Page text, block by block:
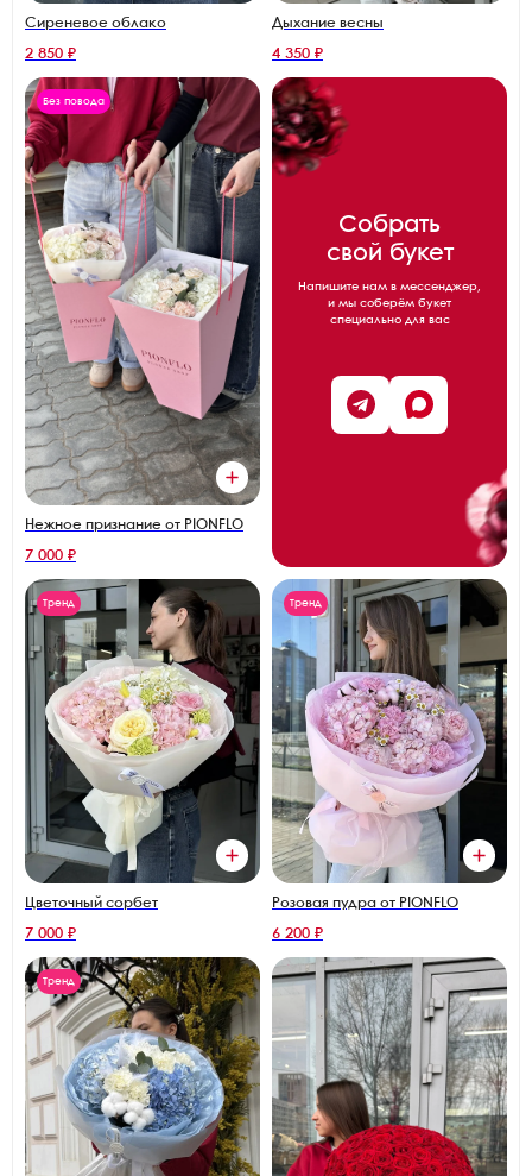
Сиреневое облако
2 850 ₽
Дыхание весны
4 350 ₽
Без повода
Нежное признание от PIONFLO
7 000 ₽
Собрать
свой букет
Напишите нам в мессенджер,
и мы соберём букет
специально для вас
Тренд
Цветочный сорбет
7 000 ₽
Тренд
Розовая пудра от PIONFLO
6 200 ₽
Тренд